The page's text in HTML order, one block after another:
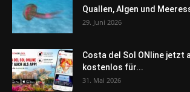
Quallen, Algen und
29. Juni 2026
Costa del Sol ONline jetzt
kostenlos für...
31. Mai 2026